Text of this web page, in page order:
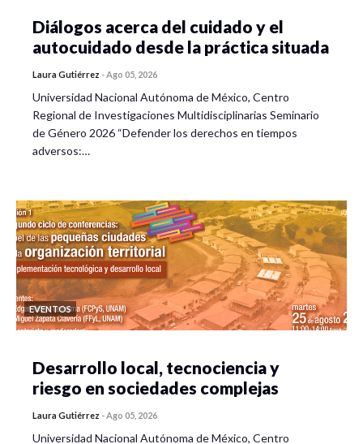
Diálogos acerca del cuidado y el
autocuidado desde la práctica situada
Laura Gutiérrez -Ago 05, 2026
Universidad Nacional Autónoma de México, Centro
Regional de Investigaciones Multidisciplinarias Seminario
de Género 2026 “Defender los derechos en tiempos
adversos:…
EVENTOS
Desarrollo local, tecnociencia y
riesgo en sociedades complejas
Laura Gutiérrez -Ago 05, 2026
Universidad Nacional Autónoma de México, Centro